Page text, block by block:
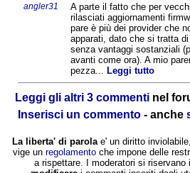
angler31
A parte il fatto che per
rilasciati aggiornamenti
pare è più dei provider che
apparati, dato che si tratta
senza vantaggi sostanziali
avanti come ora). A mio
pezza...Leggi tutto
Leggi gli altri 3 commenti nel
Inserisci un commento - anche
La liberta' di parolae' un diritto
vige un regolamentoche impone delle
a rispettare. I moderatori si riservano